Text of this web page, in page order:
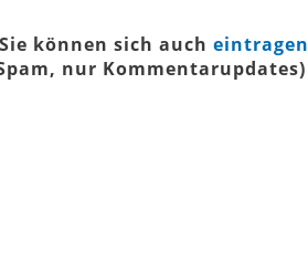
können sich auch eintragen
nur Kommentarupdates)